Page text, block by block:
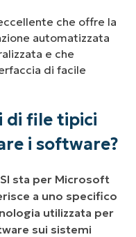
che offre la
automatizzata
e che
di facile
di file tipici
i software?
sta per Microsoft
a uno specifico
utilizzata per
sui sistemi